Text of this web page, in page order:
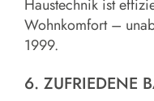
Haustechnik ist
Wohnkomfort –
1999.
6. ZUFRIEDENE